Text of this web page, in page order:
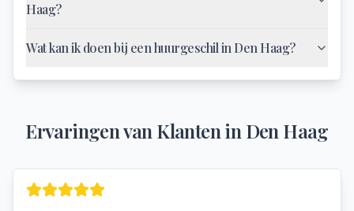
Haag?
Wat kan ik doen bij een huurgeschil in Den Haag?
Ervaringen van Klanten in Den Haag